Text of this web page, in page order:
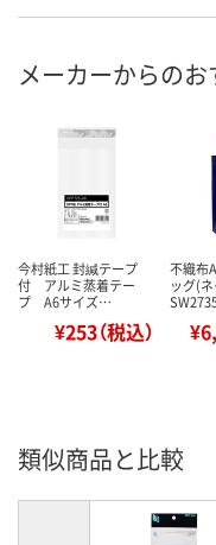
メーカーからの
今村紙工 封緘テープ
付 アルミ蒸着テー
プ A6サイズ…
¥253（税込）
不織布
ッグ(
類似商品と比較